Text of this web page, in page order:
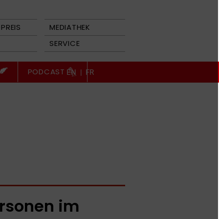
MEDIATHEK
SERVICE
PODCAST EN | FR
im